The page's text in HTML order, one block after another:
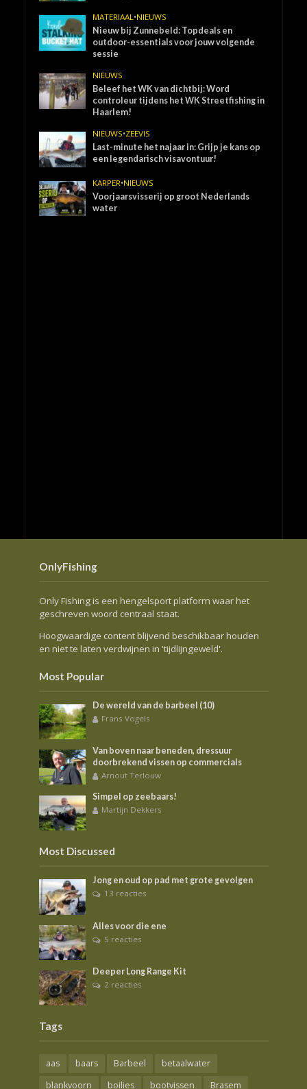
MATERIAAL•NIEUWS
Nieuw bij Zunnebeld: Topdeals en
outdoor-essentials voor jouw volgende
sessie
NIEUWS
Beleef het WK van dichtbij: Word
controleur tijdens het WK Streetfishing in
Haarlem!
NIEUWS•ZEEVIS
Last-minute het najaar in: Grijp je kans op
een legendarisch visavontuur!
KARPER•NIEUWS
Voorjaarsvisserij op groot Nederlands
water
OnlyFishing
Only Fishing is een hengelsport platform waar het
geschreven woord centraal staat.
Hoogwaardige content blijvend beschikbaar houden
en niet te laten verdwijnen in 'tijdlijngeweld'.
Most Popular
De wereld van de barbeel (10)
Frans Vogels
Van boven naar beneden, dressuur
doorbrekend vissen op commercials
Arnout Terlouw
Simpel op zeebaars!
Martijn Dekkers
Most Discussed
Jong en oud op pad met grote gevolgen
13 reacties
Alles voor die ene
5 reacties
Deeper Long Range Kit
2 reacties
Tags
aas baars Barbeel
betaalwater
blankvoorn
boilies bootvissen
Brasem